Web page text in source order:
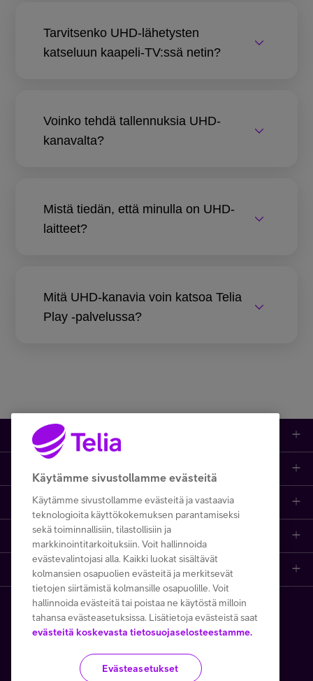
Tarvitsenko UHD-lähetysten
katseluun kaapeli-TV:ssä netin?
Voinko tehdä tallennuksia UHD-
kanavalta?
Mistä tiedän, että minulla on UHD-
laitteet?
Mitä UHD-kanavia voin katsoa Telia
Play -palvelussa?
Kauppa
Puhelinliittymät
Mobiililaajakaista
Kodin laajakaista
Prepaid-liittymät
MTV Katsomo
Tarjoukset
iPhone 17
Samsung S26
Viaplay
Suoratoistopalvelut
Asiakastuki netissä
Etsi apua ja ohjeita
Tilauksen peruuttaminen
Opi ja inspiroidu
Nopeustesti (speed test)
Ota yhteyttä
Asiakaspalvelun yhteystiedot
Asioi kirjautuneena
Etsi Telia Kauppa
Yhteystiedot yrityksille
Telia Finland
Telia yrityksenä
Medialle
Avoimet työpaikat
Copyright Telia Company 2026 Tietosuoja ja -turva
Käyttöehdot Evästeiden käyttö
Käytämme sivustollamme evästeitä
Käytämme sivustollamme evästeitä ja vastaavia
teknologioita käyttökokemuksen parantamiseksi
sekä toiminnallisiin, tilastollisiin ja
markkinointitarkoituksiin. Voit hallinnoida
evästevalintojasi alla. Kaikki luokat sisältävät
kolmansien osapuolien evästeitä ja merkitsevät
tietojen siirtämistä kolmansille osapuolille. Voit
hallinnoida evästeitä tai poistaa ne käytöstä milloin
tahansa evästeasetuksissa. Lisätietoja evästeistä saat
evästeitä koskevasta tietosuojaselosteestamme.
Evästeasetukset